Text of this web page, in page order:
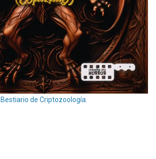
Bestiario de Criptozoología.